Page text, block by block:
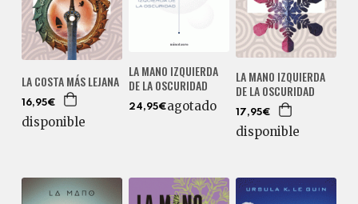
LA COSTA MÁS LEJANA
16,95€
disponible
LA MANO IZQUIERDA
DE LA OSCURIDAD
24,95€agotado
LA MANO IZQUIERDA
DE LA OSCURIDAD
17,95€
disponible